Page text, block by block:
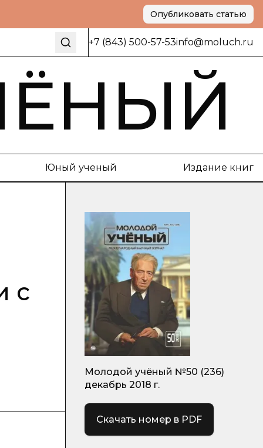
Опубликовать статью
+7 (843) 500-57-53info@moluch.ru
Юный ученый Издание книг
с
Молодой учёный №50 (236)
декабрь 2018 г.
Скачать номер в PDF